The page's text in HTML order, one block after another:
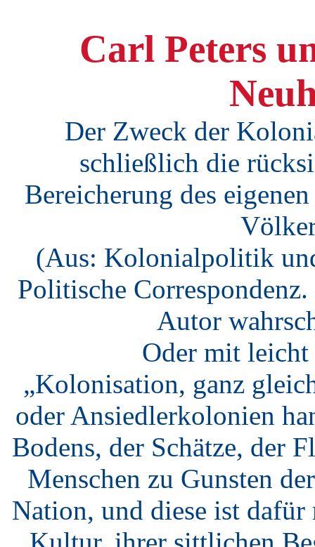
Carl Peters
Der Zweck der
schließlich die
Bereicherung des
(Aus: Kolonialpolitik
Politische
Autor
Oder mit leicht
„Kolonisation, ganz
oder Ansiedlerkolonien
Bodens, der Schätze, der
Menschen zu Gunsten
Nation, und diese ist dafür